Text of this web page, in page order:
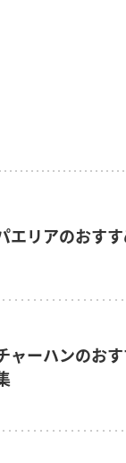
エリアのおす
ャーハンのお